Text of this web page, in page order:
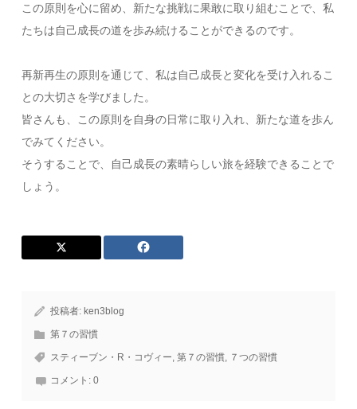
この原則を心に留め、新たな挑戦に果敢に取り組むことで、私
たちは自己成長の道を歩み続けることができるのです。
再新再生の原則を通じて、私は自己成長と変化を受け入れるこ
との大切さを学びました。
皆さんも、この原則を自身の日常に取り入れ、新たな道を歩ん
でみてください。
そうすることで、自己成長の素晴らしい旅を経験できることで
しょう。
投稿者: ken3blog
第７の習慣
スティーブン・R・コヴィー,第７の習慣, ７つの習慣
コメント:0